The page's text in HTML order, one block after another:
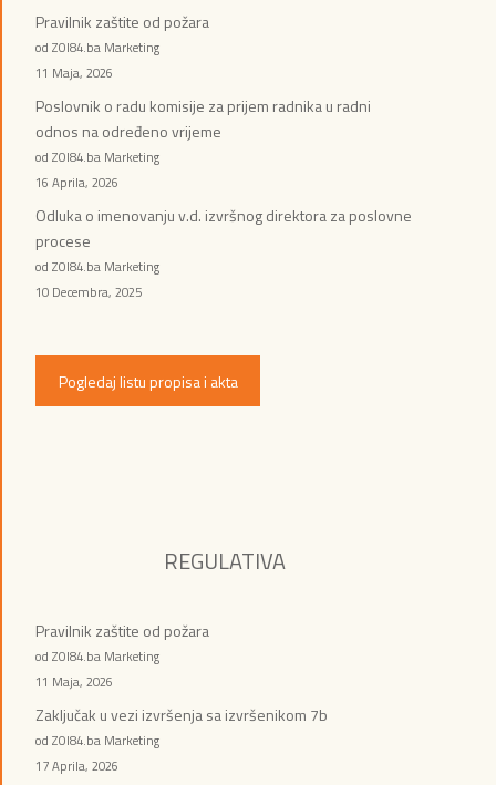
Pravilnik zaštite od požara
od ZOI84.ba Marketing
11 Maja, 2026
Poslovnik o radu komisije za prijem radnika u radni
odnos na određeno vrijeme
od ZOI84.ba Marketing
16 Aprila, 2026
Odluka o imenovanju v.d. izvršnog direktora za poslovne
procese
od ZOI84.ba Marketing
10 Decembra, 2025
Pogledaj listu propisa i akta
REGULATIVA
Pravilnik zaštite od požara
od ZOI84.ba Marketing
11 Maja, 2026
Zaključak u vezi izvršenja sa izvršenikom 7b
od ZOI84.ba Marketing
17 Aprila, 2026